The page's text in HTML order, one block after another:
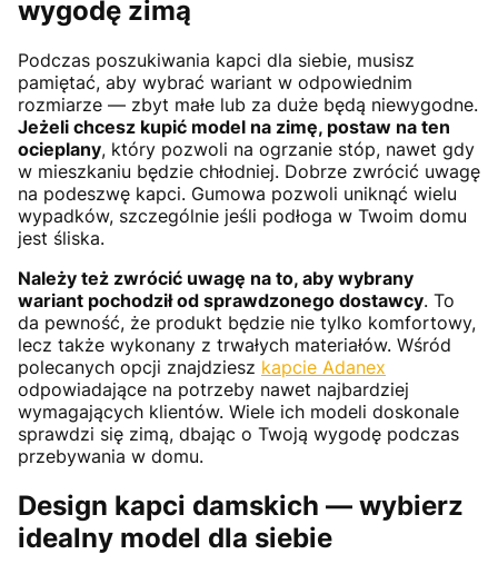
wygodę zimą
Podczas poszukiwania kapci dla siebie, musisz
pamiętać, aby wybrać wariant w odpowiednim
rozmiarze — zbyt małe lub za duże będą niewygodne.
Jeżeli chcesz kupić model na zimę, postaw na ten
ocieplany, który pozwoli na ogrzanie stóp, nawet gdy
w mieszkaniu będzie chłodniej. Dobrze zwrócić uwagę
na podeszwę kapci. Gumowa pozwoli uniknąć wielu
wypadków, szczególnie jeśli podłoga w Twoim domu
jest śliska.
Należy też zwrócić uwagę na to, aby wybrany
wariant pochodził od sprawdzonego dostawcy. To
da pewność, że produkt będzie nie tylko komfortowy,
lecz także wykonany z trwałych materiałów. Wśród
polecanych opcji znajdziesz kapcie Adanex
odpowiadające na potrzeby nawet najbardziej
wymagających klientów. Wiele ich modeli doskonale
sprawdzi się zimą, dbając o Twoją wygodę podczas
przebywania w domu.
Design kapci damskich — wybierz
idealny model dla siebie